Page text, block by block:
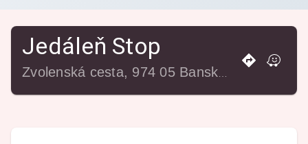
Jedáleň Stop